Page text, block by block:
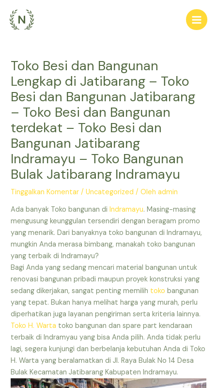
konten
Main
Toko Besi dan Bangunan
Lengkap di Jatibarang – Toko
Besi dan Bangunan Jatibarang
– Toko Besi dan Bangunan
terdekat – Toko Besi dan
Bangunan Jatibarang
Indramayu – Toko Bangunan
Bulak Jatibarang Indramayu
Tinggalkan Komentar /Uncategorized / Olehadmin
Ada banyak Toko bangunan diIndramayu. Masing-masing
mengusung keunggulan tersendiri dengan beragam promo
yang menarik. Dari banyaknya toko bangunan di Indramayu,
mungkin Anda merasa bimbang, manakah toko bangunan
yang terbaik di Indramayu?
Bagi Anda yang sedang mencari material bangunan untuk
renovasi bangunan pribadi maupun proyek konstruksi yang
sedang dikerjakan, sangat penting memilih toko bangunan
yang tepat. Bukan hanya melihat harga yang murah, perlu
diperhatikan juga layanan pengiriman serta kriteria lainnya.
Toko H. Warta toko bangunan dan spare part kendaraan
terbaik di Indramyau yang bisa Anda pilih. Anda tidak perlu
lagi, segera kunjungi dan berbelanja kebutuhan Anda di Toko
H. Warta yang beralamatkan di Jl. Raya Bulak No 14 Desa
Bulak Kecamatan Jatibarang Kabupaten Indramayu.